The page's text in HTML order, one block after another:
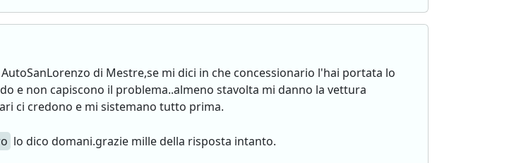
di Mestre,se mi dici in che concessionario l'hai portata lo
e non capiscono il problema..almeno stavolta mi danno la vettura
ci credono e mi sistemano tutto prima.
lo dico domani.grazie mille della risposta intanto.